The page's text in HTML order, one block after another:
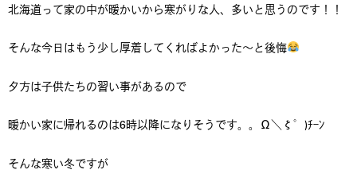
北海道って家の中が暖かいから寒がりな人、多いと思うのです！！
そんな今日はもう少し厚着してくればよかった～と後悔
夕方は子供たちの習い事があるので
暖かい家に帰れるのは6時以降になりそうです。。Ω＼ζ°)ﾁｰﾝ
そんな寒い冬ですが